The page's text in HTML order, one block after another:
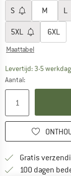
S M L
5XL 6XL
Maattabel
Levertijd: 3-5
Aantal:
Gratis
100 dagen